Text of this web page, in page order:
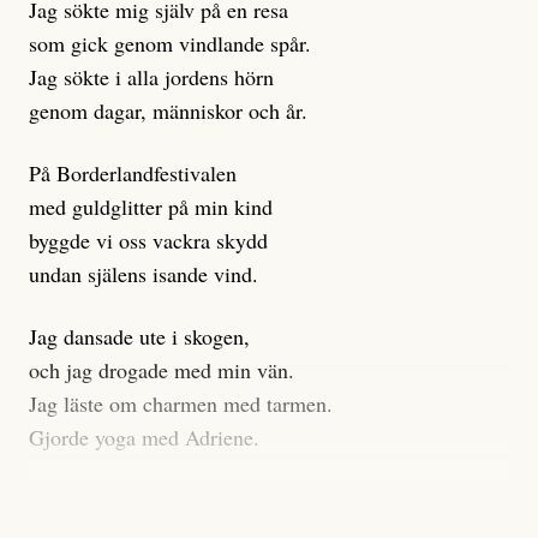
klickbete är inte intressant för Dagens ETC.
Journalistiken är låst. En klatschig men korrekt rubrik
gör förhoppningsvis att en nyfiken beställer
prenumeration, men den avslutas sekunder senare om
dessa granskningar på olika källor, alltifrån domar till
en mängd intervjupersoner, inklusive generös
möjlighet att bemöta för såväl personen vars motiv att
engagera sig i Palestinarörelsen ifrågasätts som de
grupper där Säpo-resursen samlade in uppgifter.
Researchen är grundlig.
Möjligen är det egentligen inte journalistikens metod
som stör?
Jag sökte mig själv på en resa
som gick genom vindlande spår.
Jag sökte i alla jordens hörn
genom dagar, människor och år.
På Borderlandfestivalen
med guldglitter på min kind
byggde vi oss vackra skydd
undan själens isande vind.
Jag dansade ute i skogen,
och jag drogade med min vän.
Jag läste om charmen med tarmen.
Gjorde yoga med Adriene.